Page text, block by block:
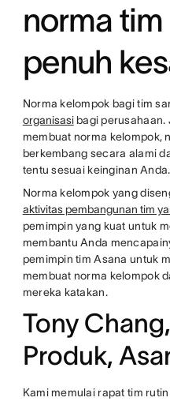
norma
penuh
Norma kelompok bagi tim
organisasibagi perusahaan.
membuat norma kelompok,
berkembang secara alami
tentu sesuai keinginan Anda.
Norma kelompok yang
aktivitas pembangunan tim
pemimpin yang kuat untuk
membantu Anda
pemimpin tim Asana untuk
membuat norma kelompok
mereka katakan.
Tony
Produk,
Kami memulai rapat tim